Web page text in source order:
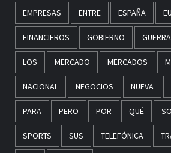
EMPRESAS ENTRE ESPAÑA
FINANCIEROS GOBIERNO GUERRA
LOS MERCADO MERCADOS
NACIONAL NEGOCIOS NUEVA
PARA PERO POR QUÉ
SPORTS SUS TELEFÓNICA